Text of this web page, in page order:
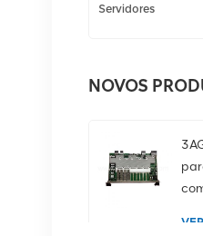
Servidores
NOVOS